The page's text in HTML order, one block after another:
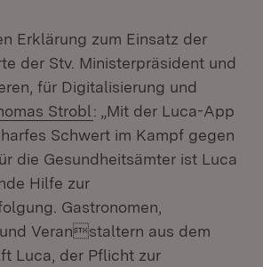
Erklärung zum Einsatz der
der Stv. Ministerpräsident und
für Digitalisierung und
Strobl : „Mit der Luca-App
Schwert im Kampf gegen
die Gesundheitsämter ist Luca
Hilfe zur
Gastronomen,
Veranstaltern aus dem
Luca, der Pflicht zur